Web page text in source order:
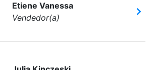
Etiene Vanessa
Vendedor(a)